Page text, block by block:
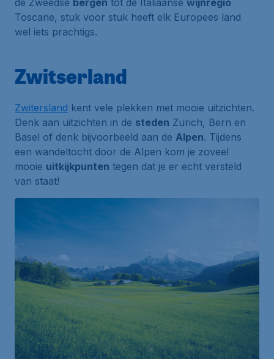
de Zweedse bergen tot de Italiaanse wijnregio
Toscane, stuk voor stuk heeft elk Europees land
wel iets prachtigs.
Zwitserland
Zwitersland kent vele plekken met mooie uitzichten.
Denk aan uitzichten in de steden Zurich, Bern en
Basel of denk bijvoorbeeld aan de Alpen. Tijdens
een wandeltocht door de Alpen kom je zoveel
mooie uitkijkpunten tegen dat je er echt versteld
van staat!